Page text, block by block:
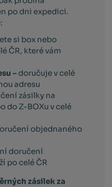
po dni expedici.
si box nebo
ČR, které vám
– doručuje v celé
adresu
zásilky na
do Z-BOXu v celé
objednaného
doručení
po celé ČR
zásilek za